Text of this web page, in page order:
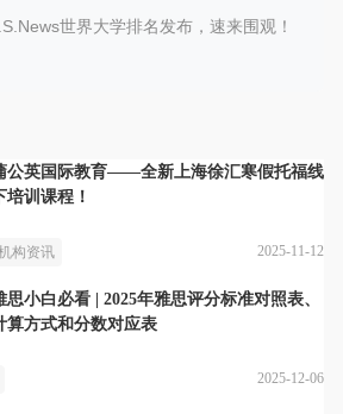
世界大学排名发布，速来围观！
公英国际教育——全新上海徐汇寒假托福线
培训课程！
构资讯 2025-11-12
思小白必看 | 2025年雅思评分标准对照表、
算方式和分数对应表
2025-12-06